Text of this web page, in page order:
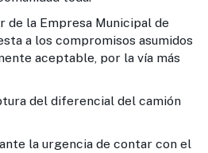
Empresa Municipal de
a los compromisos asumidos
aceptable, por la vía más
diferencial del camión
urgencia de contar con el